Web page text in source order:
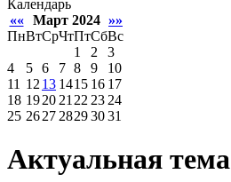
Календарь
««
Март 2024 »»
ПнВтСрЧтПтСбВс
1
2
3
4
5 6 7 8 9
10
11 12 13 1415 16 17
18 1920 21 22 23 24
25 2627 28293031
Актуальная тема